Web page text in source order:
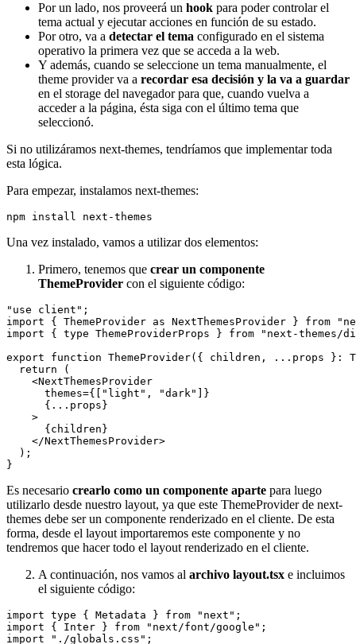
Por un lado, nos proveerá un hook para poder controlar el
tema actual y ejecutar acciones en función de su estado.
Por otro, va a detectar el tema configurado en el sistema
operativo la primera vez que se acceda a la web.
Y además, cuando se seleccione un tema manualmente, el
theme provider va a recordar esa decisión y la va a guardar
en el storage del navegador para que, cuando vuelva a
acceder a la página, ésta siga con el último tema que
seleccionó.
Si no utilizáramos next-themes, tendríamos que implementar toda
esta lógica.
Para empezar, instalamos next-themes:
Una vez instalado, vamos a utilizar dos elementos:
Primero, tenemos que crear un componente
ThemeProvider con el siguiente código:
"use client";
import { ThemeProvider as NextThemesProvider } from
import { type ThemeProviderProps } from "next-themes/
export function ThemeProvider({ children, ...props }:
  return (
    <NextThemesProvider
      themes={["light", "dark"]}
      {...props}
    >
      {children}
    </NextThemesProvider>
  );
Es necesario crearlo como un componente aparte para luego
utilizarlo desde nuestro layout, ya que este ThemeProvider de next-
themes debe ser un componente renderizado en el cliente. De esta
forma, desde el layout importaremos este componente y no
tendremos que hacer todo el layout renderizado en el cliente.
A continuación, nos vamos al archivo layout.tsx e incluimos
el siguiente código:
import type { Metadata } from "next";
import { Inter } from "next/font/google";
import "./globals.css";